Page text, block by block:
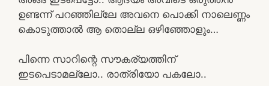
ഉണ്ടന്ന് പറഞ്ഞില്ലേ അവനെ പൊക്കി നാലെണ്ണം
കൊടുത്താൽ ആ തൊല്ല ഒഴിഞ്ഞോളും…
പിന്നെ സാറിന്റെ സൗകര്യത്തിന്
ഇടപെടാമല്ലോ.. രാത്രിയോ പകലോ..